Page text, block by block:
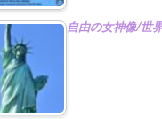
自由の女神像/世